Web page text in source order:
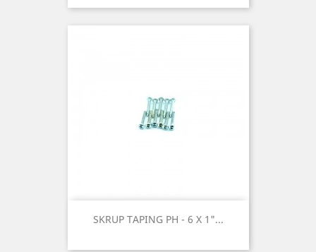
SKRUP TAPING PH - 6 X 1"...